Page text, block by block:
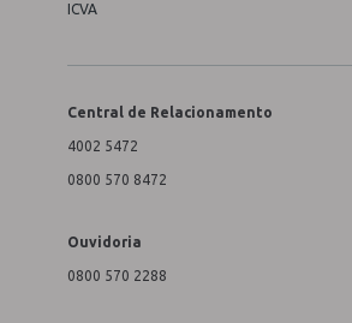
ICVA
Central de Relacionamento
4002 5472
0800 570 8472
Ouvidoria
0800 570 2288